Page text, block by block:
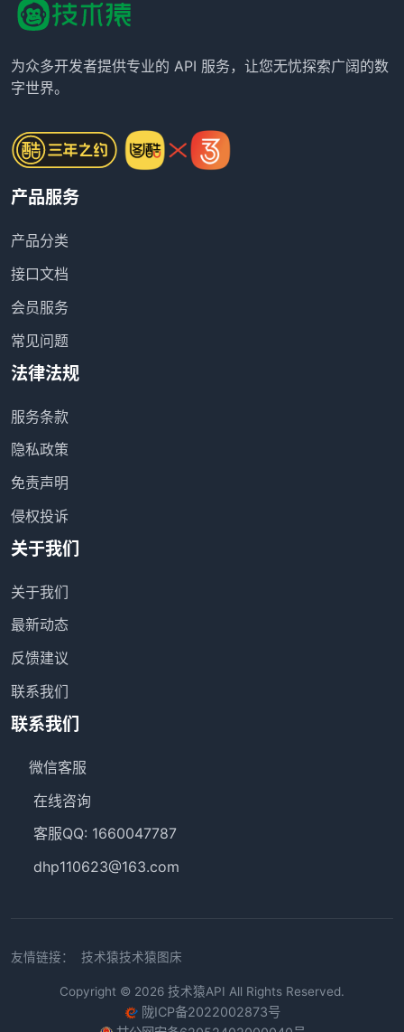
为众多开发者提供专业的 API 服务，让您无忧探索广阔的数
字世界。
产品服务
产品分类
接口文档
会员服务
常见问题
法律法规
服务条款
隐私政策
免责声明
侵权投诉
关于我们
关于我们
最新动态
反馈建议
联系我们
联系我们
微信客服
在线咨询
客服QQ: 1660047787
dhp110623@163.com
友情链接： 技术猿技术猿图床
Copyright © 2026 技术猿API All Rights Reserved.
陇ICP备2022002873号